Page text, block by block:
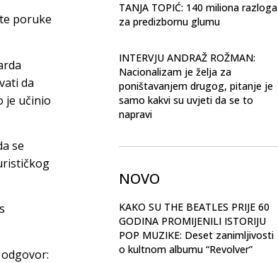
poruke
da
je učinio
se
TANJA TOPIĆ: 140 miliona razloga
za predizbornu glumu
INTERVJU ANDRAŽ ROŽMAN:
Nacionalizam je želja za
poništavanjem drugog, pitanje je
samo kakvi su uvjeti da se to
napravi
NOVO
KAKO SU THE BEATLES PRIJE 60
GODINA PROMIJENILI ISTORIJU
POP MUZIKE: Deset zanimljivosti
o kultnom albumu “Revolver”